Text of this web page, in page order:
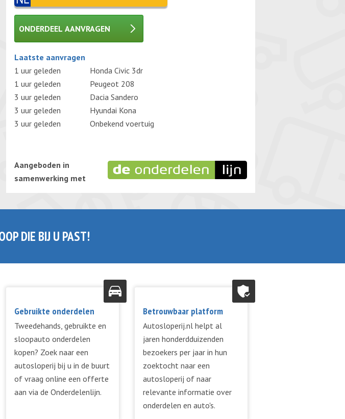
ONDERDEEL AANVRAGEN
Gelieve dit veld leeg te laten.
Laatste aanvragen
1 uur geleden
Honda Civic 3dr
1 uur geleden
Peugeot 208
3 uur geleden
Dacia Sandero
3 uur geleden
Hyundai Kona
3 uur geleden
Onbekend voertuig
Aangeboden in
samenwerking met
DIE BIJ U PAST!
Gebruikte onderdelen
Tweedehands, gebruikte en
sloopauto onderdelen
kopen? Zoek naar een
autosloperij bij u in de buurt
of vraag online een offerte
aan via de Onderdelenlijn.
Betrouwbaar platform
Autosloperij.nl helpt al
jaren honderdduizenden
bezoekers per jaar in hun
zoektocht naar een
autosloperij of naar
relevante informatie over
onderdelen en auto's.